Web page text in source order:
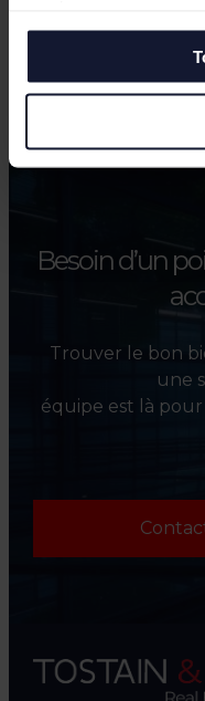
Besoin d’un
Trouver le bon
une
équipe est là